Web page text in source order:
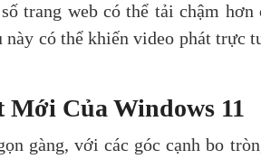
trang web có thể tải chậm hơn
có thể khiến video phát trực
Của Windows 11
gàng, với các góc cạnh bo